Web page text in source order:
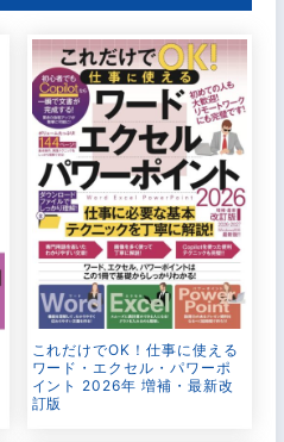
これだけでOK！仕事に使える
ワード・エクセル・パワーポ
イント 2026年 増補・最新改
訂版